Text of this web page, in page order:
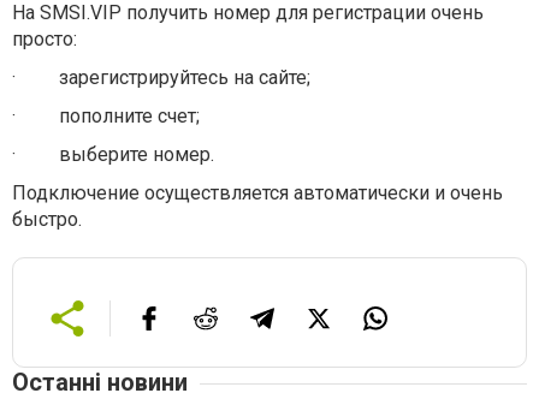
На SMSI .VIP получить номер для регистрации очень
просто:
·
зарегистрируйтесь на сайте;
·
пополните счет;
·
выберите номер.
Подключение осуществляется автоматически и очень
быстро.
Останні новини